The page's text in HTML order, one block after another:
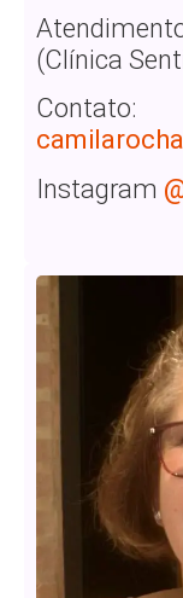
(Clínica
Contato:
Instagram